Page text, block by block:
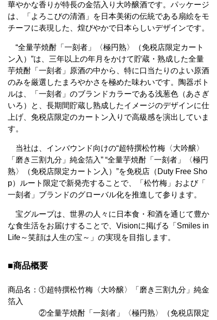
華やかな香りが特長の金箔入り大吟醸酒です。パッケージ
は、「よろこびの清酒」を日本美術の伝統である扇絵をモ
チーフに表現した、煌びやかで日本らしいデザインです。
“全量芋焼酎「一刻者」〈極円熟〉（免税店限定カート
ン入）”は、三年以上の年月をかけて貯蔵・熟成した全量
芋焼酎「一刻者」原酒の中から、特に口当たりのよい原酒
のみを厳選したまろやかさを極めた味わいです。陶器ボト
ルは、「一刻者」のブランドカラーである浅葱色（あさぎ
いろ）と、長期間貯蔵し熟成したイメージのデザインに仕
上げ、免税店限定のカートン入りで高級感を演出していま
す。
当社は、インバウンド向けの“超特撰松竹梅〈大吟醸〉
「磨き三割九分」純金箔入” “全量芋焼酎「一刻者」〈極円
熟〉（免税店限定カートン入）”を免税店（Duty Free Sho
p）ルート限定で新発売することで、「松竹梅」および「
一刻者」ブランドのグローバル化を推進して参ります。
宝グループは、世界の人々に日本食・和酒を通じて豊か
な食生活をお届けすることで、Visionに掲げる「Smiles in
Life～笑顔は人生の宝～」の実現を目指します。
■商品概要
商品名：①超特撰松竹梅〈大吟醸〉「磨き三割九分」純金
箔入
②全量芋焼酎「一刻者」〈極円熟〉（免税店限定